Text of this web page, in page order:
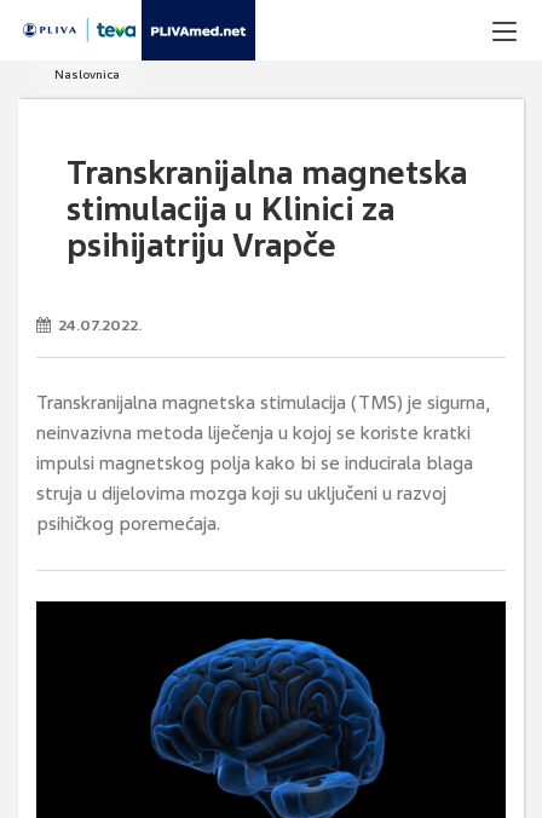
Naslovnica
Transkranijalna magnetska
stimulacija u Klinici za
psihijatriju Vrapče
24.07.2022.
Transkranijalna magnetska stimulacija (TMS) je sigurna,
neinvazivna metoda liječenja u kojoj se koriste kratki
impulsi magnetskog polja kako bi se inducirala blaga
struja u dijelovima mozga koji su uključeni u razvoj
psihičkog poremećaja.